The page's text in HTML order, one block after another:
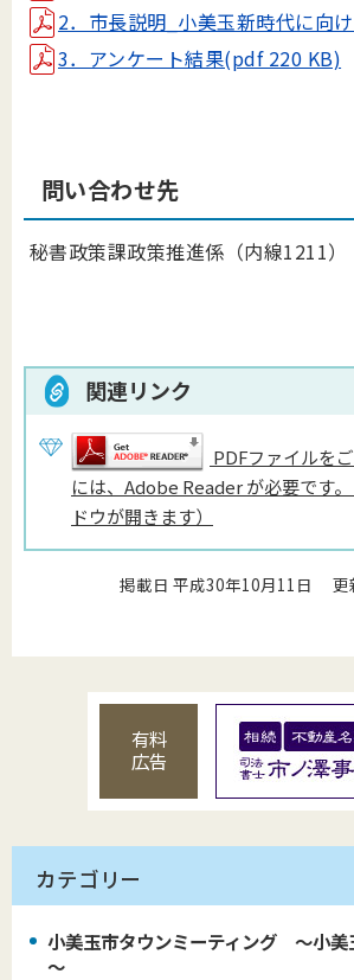
2．市長説明_小美玉新時代に向
3．アンケート結果(pdf 220 KB)
問い合わせ先
秘書政策課政策推進係（内線1211）
関連リンク
PDFファイルを
には、Adobe Reader が必要です
ドウが開きます）
掲載日 平成30年10月11日 更
有料
広告
カテゴリー
小美玉市タウンミーティング ～小美
～